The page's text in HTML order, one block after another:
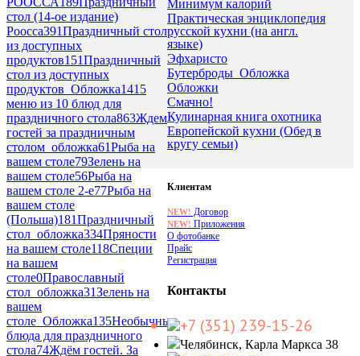
стол (14-ое издание)
Роосса391Праздничный стол
из доступных
продуктов151Праздничный
стол из доступных
продуктов_Обложка1415
меню из 10 блюд для
праздничного стола863Ждем
гостей за праздничным
столом_обложка61Рыба на
вашем столе79Зелень на
вашем столе56Рыба на
вашем столе 2-е77Рыба на
вашем столе
(Польша)181Праздничный
стол_обложка334Пряности
на вашем столе118Специи
на вашем
столе0Православный
стол_обложка31Зелень на
вашем
столе_Обложка135Необычные
блюда для праздничного
стола74Ждём гостей. За
Минимум калорий
Практическая энциклопедия
русской кухни (на англ.
языке)
Эфхаристо
Бутерброды_Обложка
Обложки
Смачно!
Кулинарная книга охотника
Европейской кухни (Обед в
кругу семьи)
Клиентам
NEW! Договор
NEW! Приложения
О фотобанке
Прайс
Регистрация
Контакты
+7 (351) 239-15-26
Челябинск, Карла Маркса 38